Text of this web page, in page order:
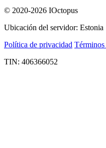
© 2020-2026 IOctopus
Ubicación del servidor: Estonia
Política de privacidad Términos
TIN: 406366052